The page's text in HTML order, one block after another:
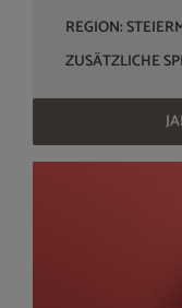
REGION:
ZUSÄTZLICHE